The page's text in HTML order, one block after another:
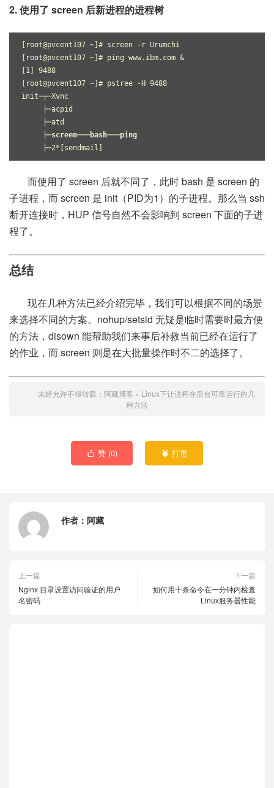
2. 使用了 screen 后新进程的进程树
[root@pvcent107 ~]# screen -r Urumchi
[root@pvcent107 ~]# ping www.ibm.com &
[1] 9488
[root@pvcent107 ~]# pstree -H 9488
init─┬─Xvnc
     ├─acpid
     ├─atd
├─screen───bash───ping
     ├─2*[sendmail]
而使用了 screen 后就不同了，此时 bash 是 screen 的
子进程，而 screen 是 init（PID为1）的子进程。那么当 ssh
断开连接时，HUP 信号自然不会影响到 screen 下面的子进
程了。
总结
现在几种方法已经介绍完毕，我们可以根据不同的场景
来选择不同的方案。nohup/setsid 无疑是临时需要时最方便
的方法，disown 能帮助我们来事后补救当前已经在运行了
的作业，而 screen 则是在大批量操作时不二的选择了。
未经允许不得转载： 阿藏博客 » Linux下让进程在后台可靠运行的几
种方法
 赞 (0)  打赏
作者： 阿藏
上一篇
Nginx 目录设置访问验证的用户
名密码
下一篇
如何用十条命令在一分钟内检查
Linux服务器性能